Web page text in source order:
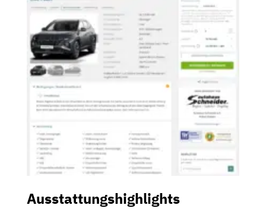
Ausstattungshighlights